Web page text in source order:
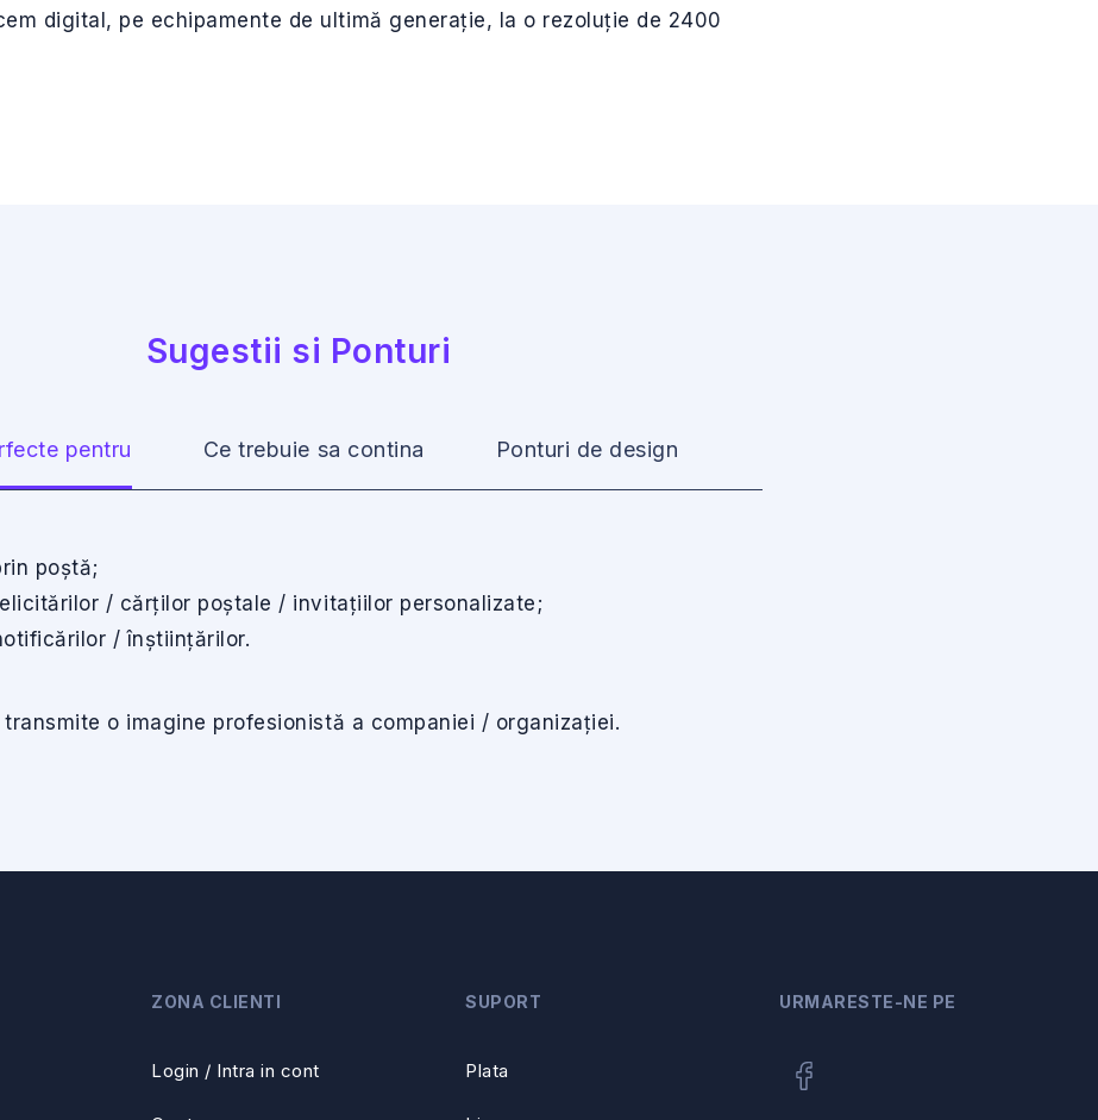
digital, pe echipamente de ultimă generație, la o rezoluție de 2400
Sugestii si Ponturi
pentru Ce trebuie sa contina Ponturi de design
poștă;
/ cărților poștale / invitațiilor personalizate;
/ înștiințărilor.
transmite o imagine profesionistă a companiei / organizației.
ZONA CLIENTI
Login / Intra in cont
SUPORT
Plata
URMARESTE-NE PE